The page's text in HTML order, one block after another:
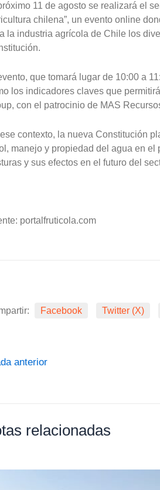
11 de agosto se realizará el
chilena”, un evento online
la industria agrícola de Chile los
que tomará lugar de 10:00 a
los indicadores claves que
con el patrocinio de MAS
contexto, la nueva Constitución
manejo y propiedad del agua en
y sus efectos en el futuro del
portalfruticola.com
Facebook Twitter (X)
anterior
relacionadas